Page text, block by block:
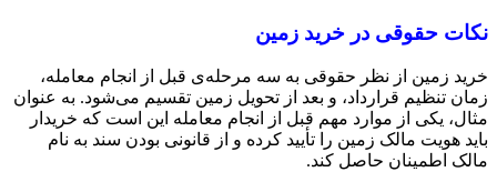
نکات حقوقی در خرید زمین
خرید زمین از نظر حقوقی به سه مرحله‌ی قبل از انجام معامله،
زمان تنظیم قرارداد، و بعد از تحویل زمین تقسیم می‌شود. به عنوان
مثال، یکی از موارد مهم قبل از انجام معامله این است که خریدار
باید هویت مالک زمین را تأیید کرده و از قانونی بودن سند به نام
مالک اطمینان حاصل کند.